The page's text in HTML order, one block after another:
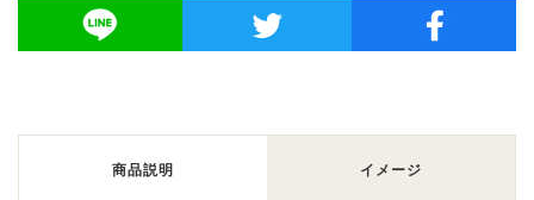
商品説明 イメージ